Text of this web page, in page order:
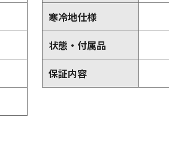
寒冷地仕様
状態・付属品
保証内容